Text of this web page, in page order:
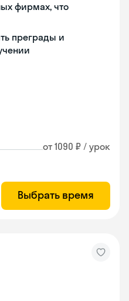
фирмах, что
преграды и
от 1090 ₽ / урок
Выбрать время